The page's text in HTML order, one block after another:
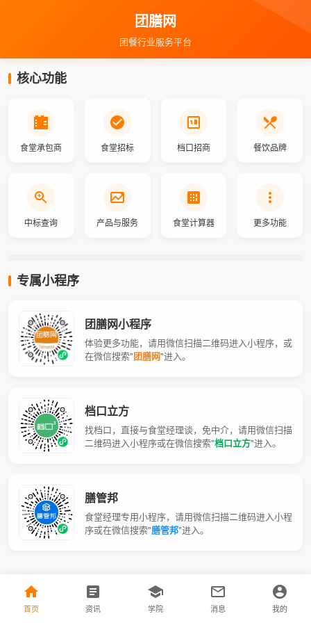
团膳网
团餐行业服务平台
核心功能
食堂承包商 食堂招标 档口招商 餐饮品牌
中标查询 产品与服务 食堂计算器 更多功能
专属小程序
团膳网小程序
体验更多功能，请用微信扫描二维码进入小程序，或
在微信搜索"团膳网"进入。
档口立方
找档口，直接与食堂经理谈，免中介，请用微信扫描
二维码进入小程序或在微信搜索"档口立方"进入。
膳管邦
食堂经理专用小程序，请用微信扫描二维码进入小程
序或在微信搜索"膳管邦"进入。
首页 资讯 学院 消息 我的